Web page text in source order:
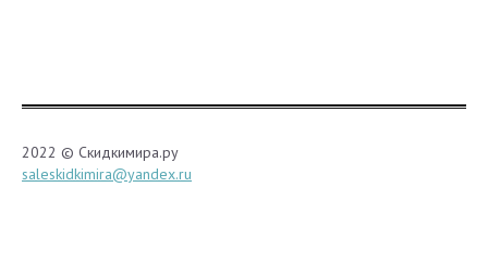
2022 © Скидкимира.ру
saleskidkimira@yandex.ru